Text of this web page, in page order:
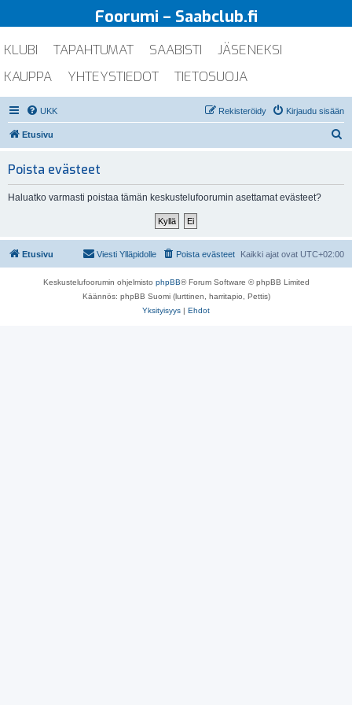
Foorumi – Saabclub.fi
KLUBI TAPAHTUMAT SAABISTI
JÄSENEKSI
KAUPPA
YHTEYSTIEDOT TIETOSUOJA
UKK Kirjaudu sisään
Rekisteröidy
Etusivu
Poista evästeet
Haluatko varmasti poistaa tämän keskustelufoorumin asettamat evästeet?
Etusivu Kaikki ajat ovat UTC+02:00
Poista evästeet
Viesti Ylläpidolle
Keskustelufoorumin ohjelmisto phpBB® Forum Software © phpBB Limited
Käännös: phpBB Suomi (lurttinen, harritapio, Pettis)
Yksityisyys | Ehdot